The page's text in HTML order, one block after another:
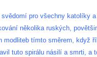
pro všechny katolíky
několika ruských,
tímto směrem, když
tuto spirálu násilí a smrti, a